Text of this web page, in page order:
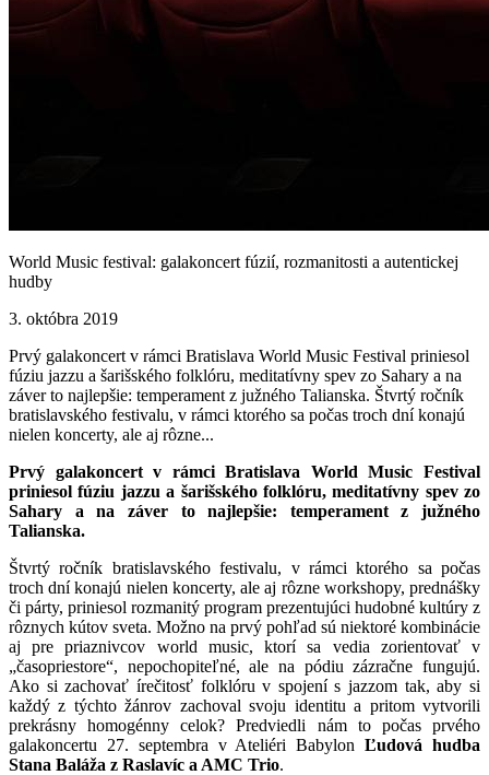
World Music festival: galakoncert fúzií, rozmanitosti a autentickej
hudby
3. októbra 2019
Prvý galakoncert v rámci Bratislava World Music Festival priniesol
fúziu jazzu a šarišského folklóru, meditatívny spev zo Sahary a na
záver to najlepšie: temperament z južného Talianska. Štvrtý ročník
bratislavského festivalu, v rámci ktorého sa počas troch dní konajú
nielen koncerty, ale aj rôzne...
Prvý galakoncert v rámci Bratislava World Music Festival
priniesol fúziu jazzu a šarišského folklóru, meditatívny spev zo
Sahary a na záver to najlepšie: temperament z južného
Talianska.
Štvrtý ročník bratislavského festivalu, v rámci ktorého sa počas
troch dní konajú nielen koncerty, ale aj rôzne workshopy, prednášky
či párty, priniesol rozmanitý program prezentujúci hudobné kultúry z
rôznych kútov sveta. Možno na prvý pohľad sú niektoré kombinácie
aj pre priaznivcov world music, ktorí sa vedia zorientovať v
„časopriestore“, nepochopiteľné, ale na pódiu zázračne fungujú.
Ako si zachovať írečitosť folklóru v spojení s jazzom tak, aby si
každý z týchto žánrov zachoval svoju identitu a pritom vytvorili
prekrásny homogénny celok? Predviedli nám to počas prvého
galakoncertu 27. septembra v Ateliéri BabylonĽudová hudba
Stana Baláža z Raslavíc a AMC Trio.